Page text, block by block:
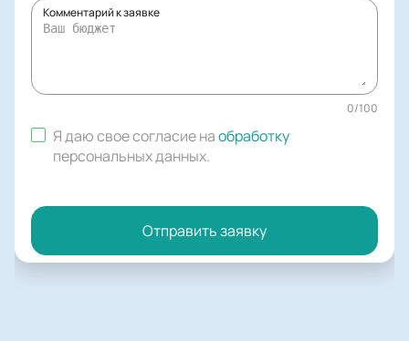
Комментарий к заявке
0/100
Я даю свое согласие наобработку
персональных данных.
Отправить заявку